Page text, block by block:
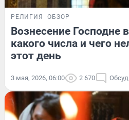
РЕЛИГИЯ ОБЗОР
Вознесение Господне
какого числа и чего
этот день
3 мая, 2026, 06:00 2 670